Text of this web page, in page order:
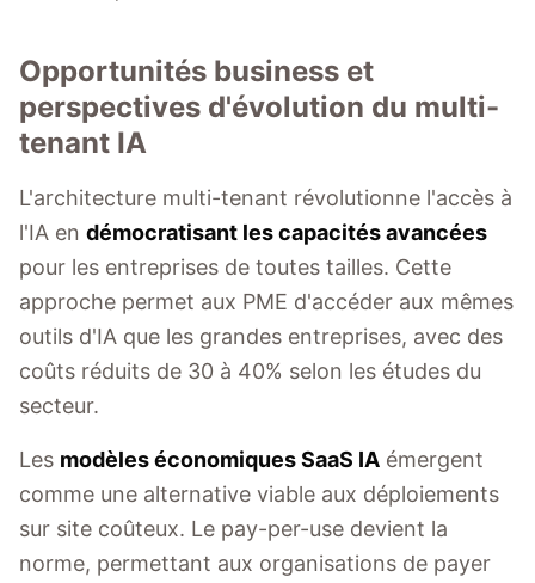
Opportunités business et
perspectives d'évolution du multi-
tenant IA
L'architecture multi-tenant révolutionne l'accès à
l'IA en démocratisant les capacités avancées
pour les entreprises de toutes tailles. Cette
approche permet aux PME d'accéder aux mêmes
outils d'IA que les grandes entreprises, avec des
coûts réduits de 30 à 40% selon les études du
secteur.
Les modèles économiques SaaS IA émergent
comme une alternative viable aux déploiements
sur site coûteux. Le pay-per-use devient la
norme, permettant aux organisations de payer